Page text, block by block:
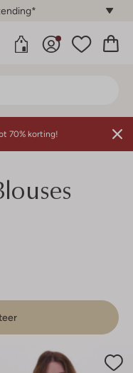
70% korting!